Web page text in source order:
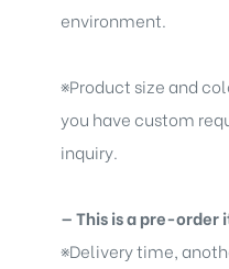
environment.
※Product size and
you have custom
inquiry.
— This is a pre-order
※Delivery time,